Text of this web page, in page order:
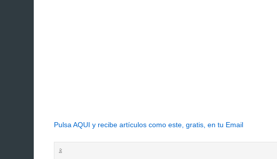
Pulsa AQUI y recibe artículos como este, gratis, en tu Email